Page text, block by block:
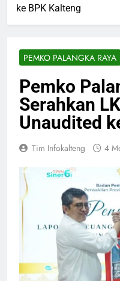
ke BPK Kalteng
PEMKO PALANGKA RAYA
Pemko
Serahkan
Unaudited
Tim Infokalteng 4